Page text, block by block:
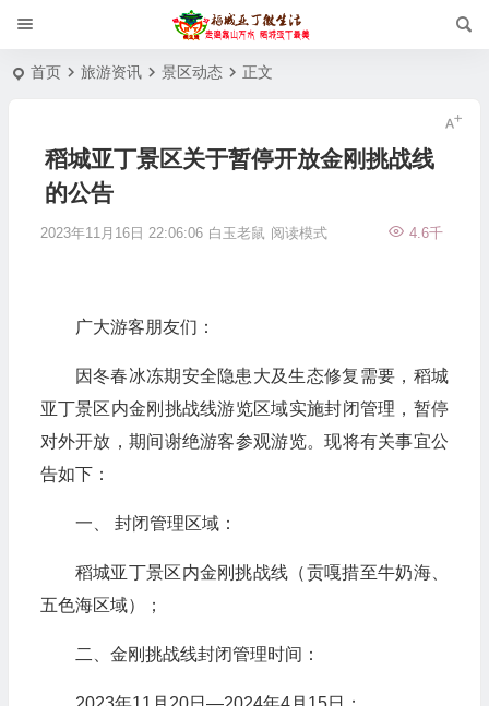
首页 旅游资讯 景区动态 正文
稻城亚丁景区关于暂停开放金刚挑战线
的公告
2023年11月16日 22:06:06 白玉老鼠 4.6千
阅读模式
广大游客朋友们：
因冬春冰冻期安全隐患大及生态修复需要，稻城
亚丁景区内金刚挑战线游览区域实施封闭管理，暂停
对外开放，期间谢绝游客参观游览。现将有关事宜公
告如下：
一、 封闭管理区域：
稻城亚丁景区内金刚挑战线（贡嘎措至牛奶海、
五色海区域）；
二、金刚挑战线封闭管理时间：